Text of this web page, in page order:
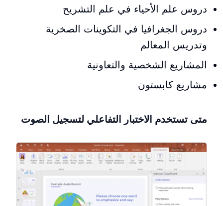
دروس علم الأحياء في علم التشريح
دروس الجغرافيا في التكوينات الصخرية
وتدريس المعالم
المشاريع الشخصية والتعاونية
مشاريع كابستون
متى تستخدم الاختبار التفاعلي لتسجيل الصوت